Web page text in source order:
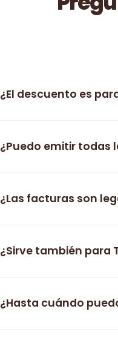
¿El descuento es
¿Puedo emitir todas
¿Las facturas son
¿Sirve también para
¿Hasta cuándo